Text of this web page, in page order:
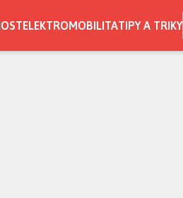
ELEKTROMOBILITATIPY A TRIKY